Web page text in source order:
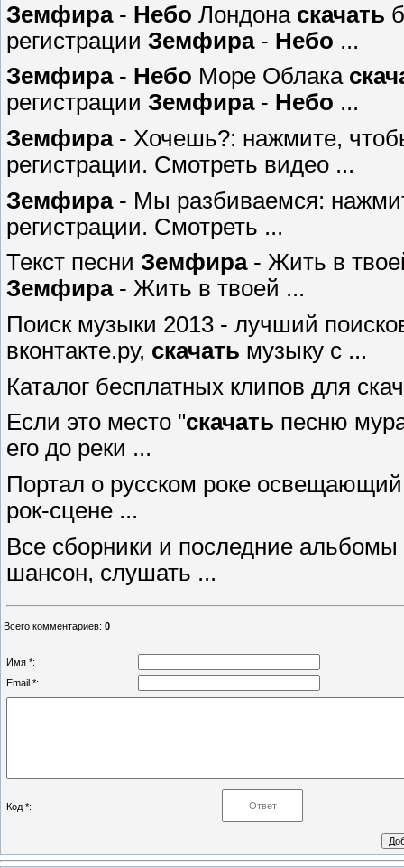
Земфира- Небо Лондона скачать
регистрации Земфира- Небо ...
Земфира- Небо Море Облака
регистрации Земфира- Небо ...
Земфира- Хочешь?: нажмите,
регистрации. Смотреть видео ...
Земфира- Мы разбиваемся:
регистрации. Смотреть ...
Текст песни Земфира- Жить в
Земфира- Жить в твоей ...
Поиск музыки 2013 - лучший
вконтакте.ру, скачать музыку с ...
Каталог бесплатных клипов для
Если это место "скачать песню
его до реки ...
Портал о русском роке
рок-сцене ...
Все сборники и последние
шансон, слушать ...
Всего комментариев: 0
Имя *:
Email *:
Код *: